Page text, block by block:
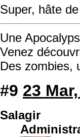
Super, hâte
Une
Venez
Des zombies,
#9 23
Salagir